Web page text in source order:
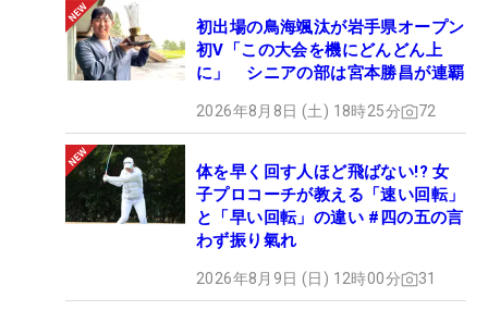
初出場の鳥海颯汰が岩手県オープン
初V「この大会を機にどんどん上
に」 シニアの部は宮本勝昌が連覇
2026年8月8日 (土) 18時25分 72
体を早く回す人ほど飛ばない!? 女
子プロコーチが教える「速い回転」
と「早い回転」の違い #四の五の言
わず振り氣れ
2026年8月9日 (日) 12時00分 31